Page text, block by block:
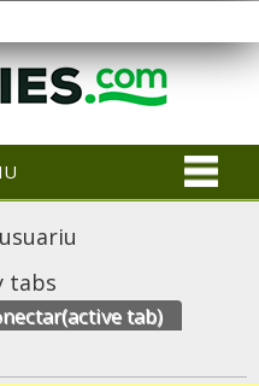
tabs
(active tab)